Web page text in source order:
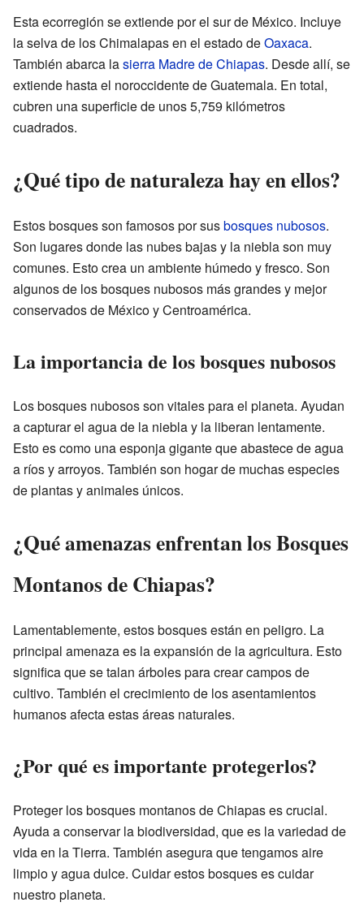
Esta ecorregión se extiende por el sur de México. Incluye
la selva de los Chimalapas en el estado deOaxaca.
También abarca lasierra Madre de Chiapas. Desde allí, se
extiende hasta el noroccidente de Guatemala. En total,
cubren una superficie de unos 5,759 kilómetros
cuadrados.
¿Qué tipo de naturaleza hay en ellos?
Estos bosques son famosos por susbosques nubosos.
Son lugares donde las nubes bajas y la niebla son muy
comunes. Esto crea un ambiente húmedo y fresco. Son
algunos de los bosques nubosos más grandes y mejor
conservados de México y Centroamérica.
La importancia de los bosques nubosos
Los bosques nubosos son vitales para el planeta. Ayudan
a capturar el agua de la niebla y la liberan lentamente.
Esto es como una esponja gigante que abastece de agua
a ríos y arroyos. También son hogar de muchas especies
de plantas y animales únicos.
¿Qué amenazas enfrentan los Bosques
Montanos de Chiapas?
Lamentablemente, estos bosques están en peligro. La
principal amenaza es la expansión de la agricultura. Esto
significa que se talan árboles para crear campos de
cultivo. También el crecimiento de los asentamientos
humanos afecta estas áreas naturales.
¿Por qué es importante protegerlos?
Proteger los bosques montanos de Chiapas es crucial.
Ayuda a conservar la biodiversidad, que es la variedad de
vida en la Tierra. También asegura que tengamos aire
limpio y agua dulce. Cuidar estos bosques es cuidar
nuestro planeta.